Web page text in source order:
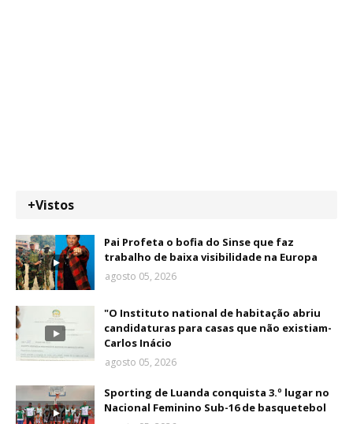
+Vistos
Pai Profeta o bofia do Sinse que faz
trabalho de baixa visibilidade na Europa
agosto 05, 2026
"O Instituto national de habitação abriu
candidaturas para casas que não existiam-
Carlos Inácio
agosto 05, 2026
Sporting de Luanda conquista 3.º lugar no
Nacional Feminino Sub-16 de basquetebol